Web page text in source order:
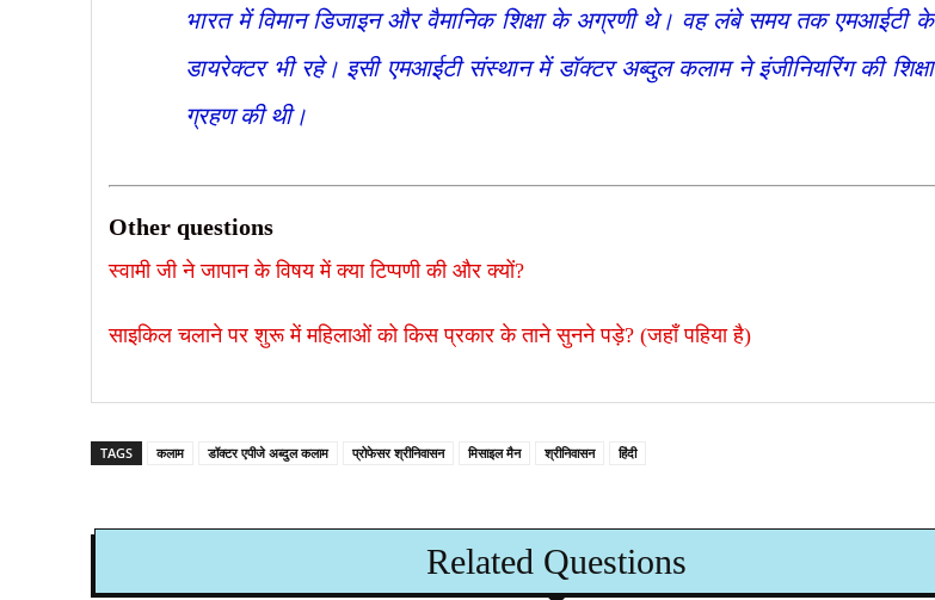
भारत में विमान डिजाइन और वैमानिक शिक्षा के अग्रणी थे। वह लंबे समय तक एमआईटी के
डायरेक्टर भी रहे। इसी एमआईटी संस्थान में डॉक्टर अब्दुल कलाम ने इंजीनियरिंग की शिक्षा
ग्रहण की थी।
Other questions
स्वामी जी ने जापान के विषय में क्या टिप्पणी की और क्यों?
साइकिल चलाने पर शुरू में महिलाओं को किस प्रकार के ताने सुनने पड़े? (जहाँ पहिया है)
TAGS कलाम डॉक्टर एपीजे अब्दुल कलाम प्रोफेसर श्रीनिवासन मिसाइल मैन श्रीनिवासन हिंदी
Related Questions